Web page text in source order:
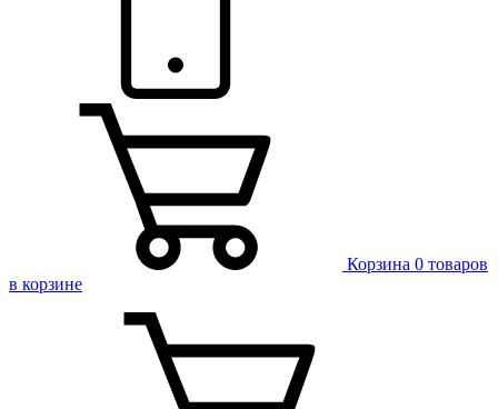
Корзина 0 товаров
в корзине